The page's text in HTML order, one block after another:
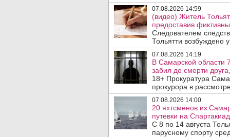
07.08.2026 14:59
(видео) Житель
предоставив
Следователем
Тольятти возбуждено
07.08.2026 14:19
В Самарской области
забил до смерти
18+ Прокуратура
прокурора в
07.08.2026 14:00
20 яхтсменов из
путевки на
С 8 по 14 августа
парусному спорту